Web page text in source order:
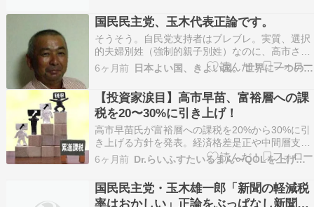
国民民主党、玉木代表正論です。
そうそう。自民党支持者はブレブレ。実質、選択
的夫婦別姓（強制的親子別姓）なのに、高市さん
がやるなら騒がない。もう自民党支持者ってなん
なんだ？って心の底から思ってます。国民民主さ
んと参政党は手を取り合うべき。自維の好き勝手
にさせてはいけない。 https://t.co/8CdJY…
6ヶ月前 日本よい国、きよい国。 世界に一つの神の国。
【投資家涙目】高市早苗、富裕層への課
税を20〜30%に引き上げ！
高市早苗氏が富裕層への課税を20%から30%に引
き上げる方針を発表。経済格差是正や中間層支援
が期待され、その影響に注目が集まっています。
世界金融危機 (2007年-2010年) 金融業界の不祥事
は就職にも影響を与え、マサチューセッツ工科大
学（MIT）の2009年の卒業生で金融業…
6ヶ月前 Dr.らいふすたいるまん〜QOLを上げるガジェットまとめ〜
国民民主党・玉木雄一郎「新聞の軽減税
率はおかしい」正論をぶっぱなし新聞ガ